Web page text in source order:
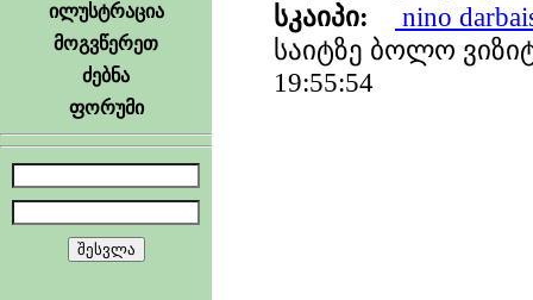
ილუსტრაცია
მოგვწერეთ
ძებნა
ფორუმი
სკაიპი:
nino
საიტზე ბოლო
19:55:54